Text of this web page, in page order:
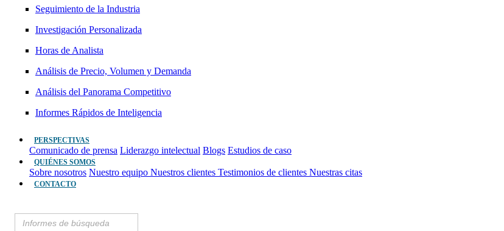
Seguimiento de la Industria
Investigación Personalizada
Horas de Analista
Análisis de Precio, Volumen y Demanda
Análisis del Panorama Competitivo
Informes Rápidos de Inteligencia
PERSPECTIVAS
Comunicado de prensa Liderazgo intelectual Blogs Estudios de caso
QUIÉNES SOMOS
Sobre nosotros Nuestro equipo Nuestros clientes Testimonios de clientes Nuestras citas
CONTACTO